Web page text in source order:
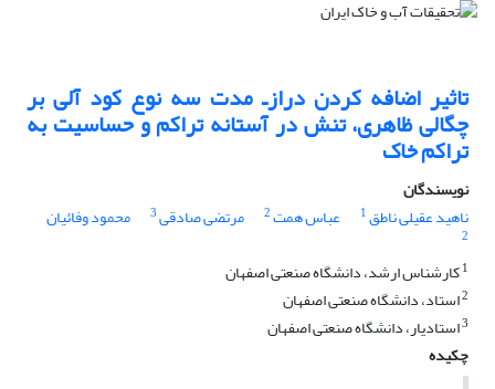
تاثیر اضافه کردن درازـ مدت سه نوع کود آلی بر
چگالی ظاهری، تنش در آستانه تراکم و حساسیت به
تراکم خاک
نویسندگان
ناهید عقیلی ناطق1 عباس همت2 مرتضی صادقی3 محمود وفائیان
2
1کارشناس ارشد، دانشگاه صنعتی اصفهان
2استاد، دانشگاه صنعتی اصفهان
3استادیار، دانشگاه صنعتی اصفهان
چکیده